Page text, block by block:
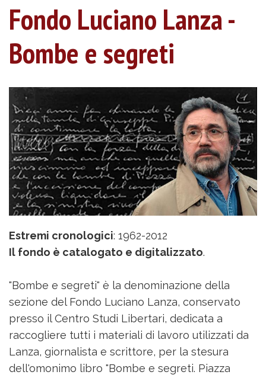
Fondo Luciano Lanza -
Bombe e segreti
Estremi cronologici: 1962-2012
Il fondo è catalogato e digitalizzato.
"Bombe e segreti" è la denominazione della
sezione del Fondo Luciano Lanza, conservato
presso il Centro Studi Libertari, dedicata a
raccogliere tutti i materiali di lavoro utilizzati da
Lanza, giornalista e scrittore, per la stesura
dell'omonimo libro "Bombe e segreti. Piazza